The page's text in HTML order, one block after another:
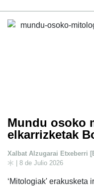
Mundu osoko
elkarrizketak
Xalbat Alzugarai Etxeberri
| 8 de Julio 2026
‘Mitologiak' erakusketa